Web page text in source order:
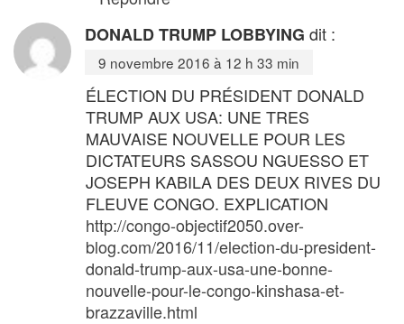
DONALD TRUMP LOBBYING dit :
9 novembre 2016 à 12 h 33 min
ÉLECTION DU PRÉSIDENT DONALD
TRUMP AUX USA: UNE TRES
MAUVAISE NOUVELLE POUR LES
DICTATEURS SASSOU NGUESSO ET
JOSEPH KABILA DES DEUX RIVES DU
FLEUVE CONGO. EXPLICATION
http://congo-objectif2050.over-
blog.com/2016/11/election-du-president-
donald-trump-aux-usa-une-bonne-
nouvelle-pour-le-congo-kinshasa-et-
brazzaville.html